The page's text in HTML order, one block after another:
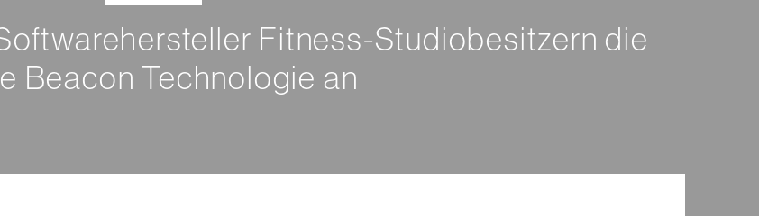
Fitness-Studiobesitzern die
Beacon Technologie an